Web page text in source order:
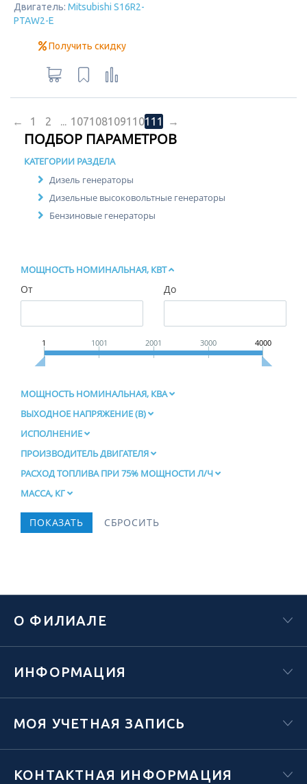
Двигатель: Mitsubishi S16R2-
PTAW2-E
Получить скидку
← 1 2 ... 107108109110111 →
ПОДБОР ПАРАМЕТРОВ
КАТЕГОРИИ РАЗДЕЛА
Дизель генераторы
Дизельные высоковольтные генераторы
Бензиновые генераторы
МОЩНОСТЬ НОМИНАЛЬНАЯ, КВТ
От До
1 1001 2001 3000 4000
МОЩНОСТЬ НОМИНАЛЬНАЯ, КВА
ВЫХОДНОЕ НАПРЯЖЕНИЕ (В)
ИСПОЛНЕНИЕ
ПРОИЗВОДИТЕЛЬ ДВИГАТЕЛЯ
РАСХОД ТОПЛИВА ПРИ 75% МОЩНОСТИ Л/Ч
МАССА, КГ
О ФИЛИАЛЕ
ИНФОРМАЦИЯ
МОЯ УЧЕТНАЯ ЗАПИСЬ
КОНТАКТНАЯ ИНФОРМАЦИЯ